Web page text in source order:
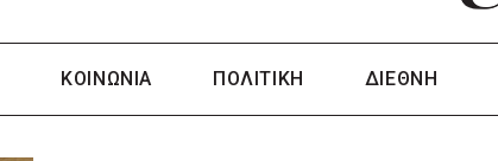
ΚΟΙΝΩΝΙΑ ΠΟΛΙΤΙΚΗ ΔΙΕΘΝΗ